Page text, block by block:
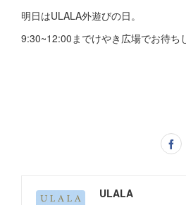
明日はULALA外遊びの日。
9:30~12:00までけやき広場でお待ち
ULALA